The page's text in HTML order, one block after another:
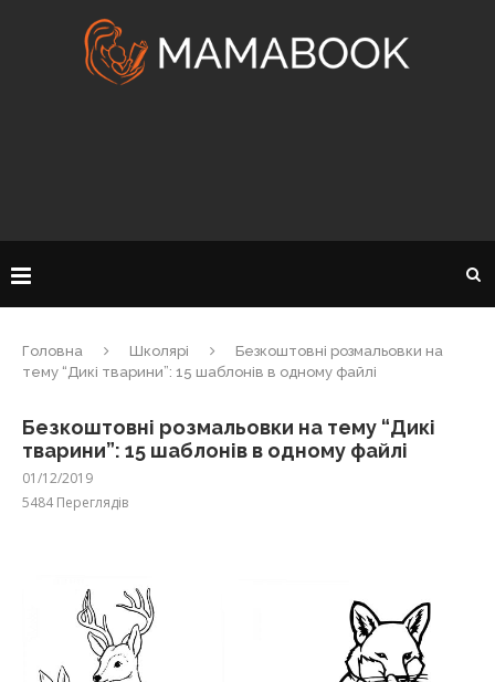
Головна Школярі
Безкоштовні розмальовки на
тему “Дикі тварини”: 15 шаблонів в одному файлі
Безкоштовні розмальовки на тему “Дикі
тварини”: 15 шаблонів в одному файлі
01/12/2019
5484Переглядів